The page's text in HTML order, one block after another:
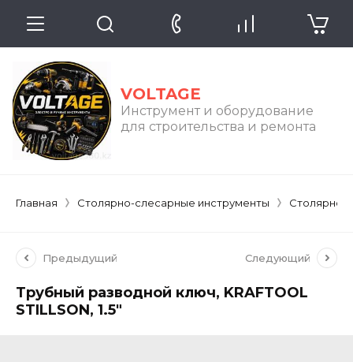
VOLTAGE
Инструмент и оборудование
для строительства и ремонта
Главная Столярно-слесарные инструменты Столярно-
Предыдущий Следующий
Трубный разводной ключ, KRAFTOOL
STILLSON, 1.5"